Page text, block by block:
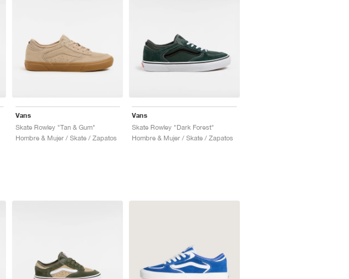
Vans
Skate Rowley "Tan & Gum"
Hombre & Mujer / Skate / Zapatos
Vans
Skate Rowley "Dark Forest"
Hombre & Mujer / Skate / Zapatos